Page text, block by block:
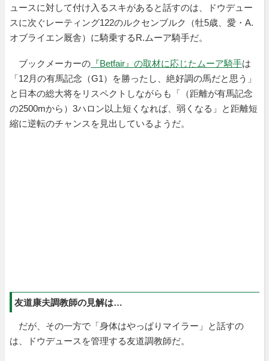
ュースに対して付け入るスキがあると話すのは、ドウデュー
スに次ぐレーティング122のルクセンブルク（牡5歳、愛・A.
オブライエン厩舎）に騎乗するR.ムーア騎手だ。
ブックメーカーの 『Betfair』の取材に応じたムーア騎手は
「12月の有馬記念（G1）を勝ったし、絶好調の馬だと思う」
と日本の総大将をリスペクトしながらも「（距離が有馬記念
の2500mから）3ハロン以上短くなれば、弱くなる」と距離短
縮に逆転のチャンスを見出しているようだ。
友道康夫調教師の見解は…
だが、その一方で「身体はやっぱりマイラー」と話すの
は、ドウデュースを管理する友道調教師だ。